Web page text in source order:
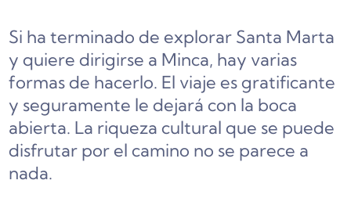
Si ha terminado de explorar Santa Marta
y quiere dirigirse a Minca, hay varias
formas de hacerlo. El viaje es gratificante
y seguramente le dejará con la boca
abierta. La riqueza cultural que se puede
disfrutar por el camino no se parece a
nada.